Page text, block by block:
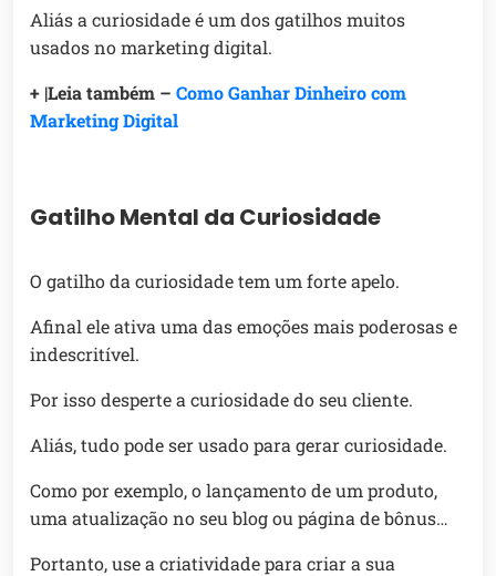
Aliás a curiosidade é um dos gatilhos muitos
usados no marketing digital.
+ |Leia também – Como Ganhar Dinheiro com
Marketing Digital
Gatilho Mental da Curiosidade
O gatilho da curiosidade tem um forte apelo.
Afinal ele ativa uma das emoções mais poderosas e
indescritível.
Por isso desperte a curiosidade do seu cliente.
Aliás, tudo pode ser usado para gerar curiosidade.
Como por exemplo, o lançamento de um produto,
uma atualização no seu blog ou página de bônus…
Portanto, use a criatividade para criar a sua